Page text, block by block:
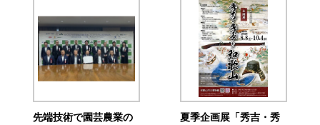
先端技術で園芸農業の
夏季企画展「秀吉・秀